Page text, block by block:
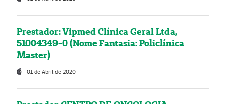
Prestador: Vipmed Clínica Geral Ltda,
51004349-0 (Nome Fantasia: Policlínica
Master)
01 de Abril de 2020